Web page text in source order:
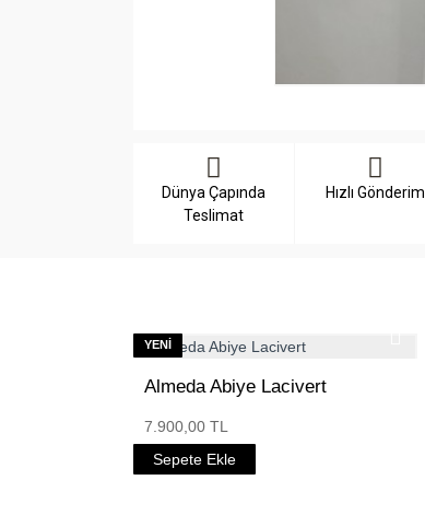
Dünya Çapında
Teslimat
Hızlı Gönderim
YENI
Almeda Abiye Lacivert
7.900,00 TL
Sepete Ekle